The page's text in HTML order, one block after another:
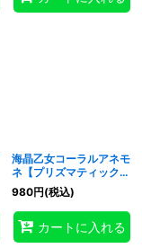
海晶乙女コーラルアネモ
ネ【プリズマティックシ
ークレット】{UT01-
JP042}《リンク》
980円(税込)
カートに入れる